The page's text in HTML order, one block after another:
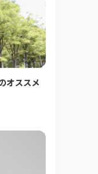
オススメ